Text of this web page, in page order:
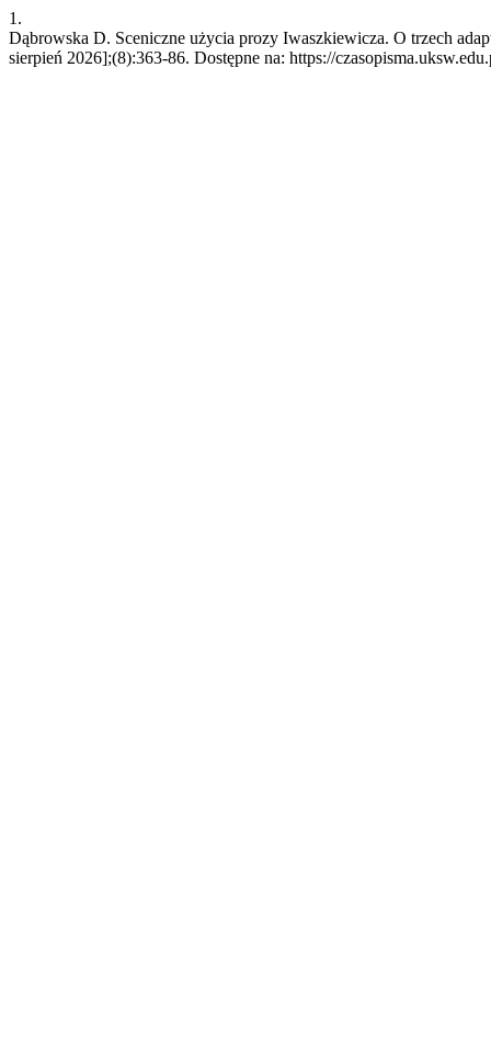
1.
Dąbrowska D. Sceniczne użycia prozy Iwaszkiewicza. O trzech
sierpień 2026];(8):363-86. Dostępne na: https://